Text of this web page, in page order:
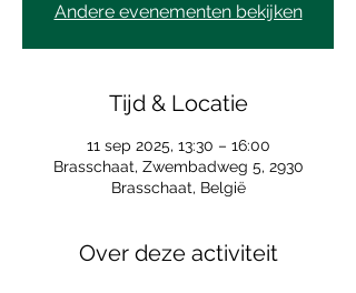
Andere evenementen bekijken
Tijd & Locatie
11 sep 2025, 13:30 – 16:00
Brasschaat, Zwembadweg 5, 2930
Brasschaat, België
Over deze activiteit